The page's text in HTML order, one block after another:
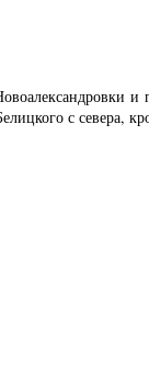
с севера,